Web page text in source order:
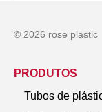
© 2026 rose plastic
PRODUTOS
Tubos de